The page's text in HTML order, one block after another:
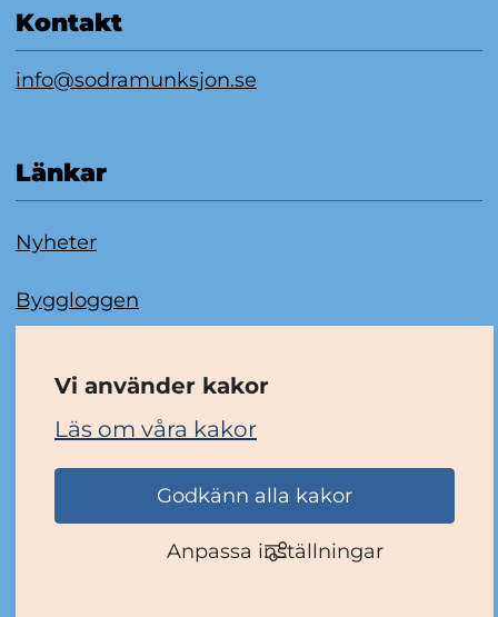
Vi använder kakor
Läs om våra kakor
Godkänn alla kakor
Anpassa inställningar
Kontakt
info@sodramunksjon.se
Länkar
Nyheter
Byggloggen
Tillgänglighetsredogörelse